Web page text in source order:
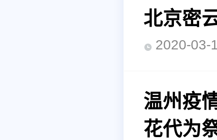
北京密
2020-
温州疫
花代为